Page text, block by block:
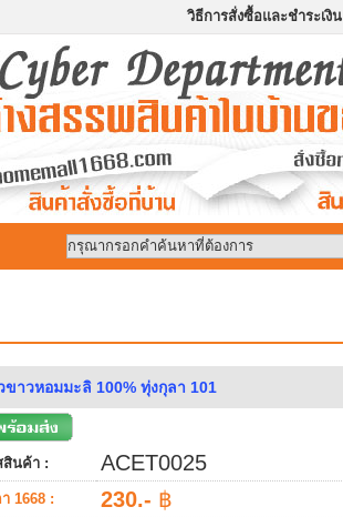
วิธีการสั่งซื้อและชำระเงิน
ขาวหอมมะลิ 100% ทุ่งกุลา 101
สินค้า : ACET0025
1668 : 230.- ฿